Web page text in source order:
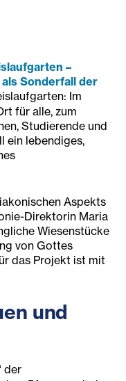
–
Sonderfall der
Im
für alle, zum
Studierende und
ein lebendiges,
Aspekts
Direktorin Maria
Wiesenstücke
von Gottes
das Projekt ist mit
und
der